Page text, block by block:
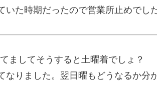
た時期だったので営業所止めでした
ましてそうすると土曜着でしょ？
なりました。翌日曜もどうなるか分